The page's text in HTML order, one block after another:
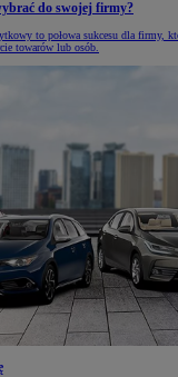
do swojej firmy?
to połowa sukcesu dla firmy,
towarów lub osób.